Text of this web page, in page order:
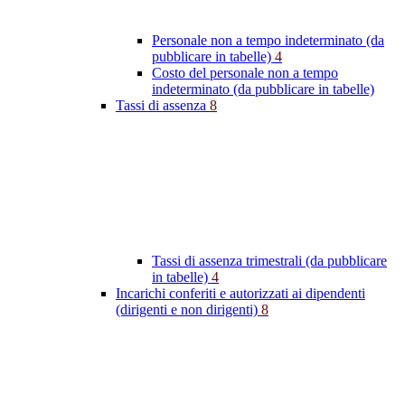
Personale non a tempo indeterminato (da
pubblicare in tabelle) 4
Costo del personale non a tempo
indeterminato (da pubblicare in tabelle)
Tassi di assenza 8
Tassi di assenza trimestrali (da pubblicare
in tabelle) 4
Incarichi conferiti e autorizzati ai dipendenti
(dirigenti e non dirigenti) 8